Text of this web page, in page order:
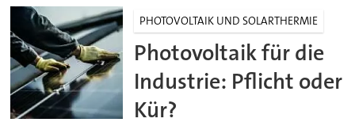
PHOTOVOLTAIK UND SOLARTHERMIE
Photovoltaik für die
Industrie: Pflicht oder
Kür?